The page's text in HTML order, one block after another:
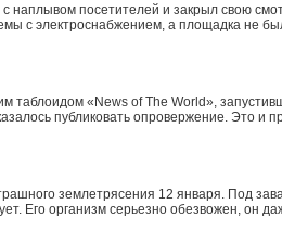
наплывом посетителей и закрыл свою
с электроснабжением, а площадка не
таблоидом «News of The World»,
публиковать опровержение. Это и
землетрясения 12 января. Под
Его организм серьезно обезвожен, он